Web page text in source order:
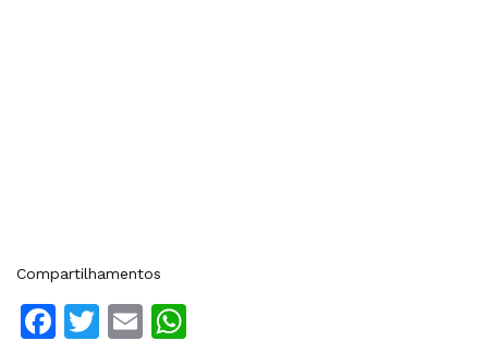
Compartilhamentos
Facebook
Twitter
Email